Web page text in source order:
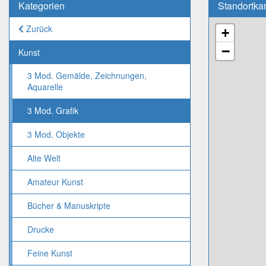
Kategorien
Zurück
Kunst
3 Mod. Gemälde, Zeichnungen,
Aquarelle
3 Mod. Grafik
3 Mod. Objekte
Alte Welt
Amateur Kunst
Bücher & Manuskripte
Drucke
Feine Kunst
+
−